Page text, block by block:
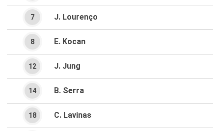
J. Lourenço
7
E. Kocan
8
J. Jung
12
B. Serra
14
C. Lavinas
18